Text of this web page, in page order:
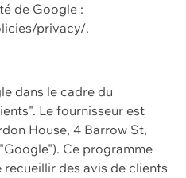
de Google :
privacy/.
dans le cadre du
Le fournisseur est
House, 4 Barrow St,
Ce programme
des avis de clients